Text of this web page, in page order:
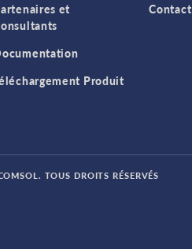
et
Produit
Contact
TOUS DROITS RÉSERVÉS